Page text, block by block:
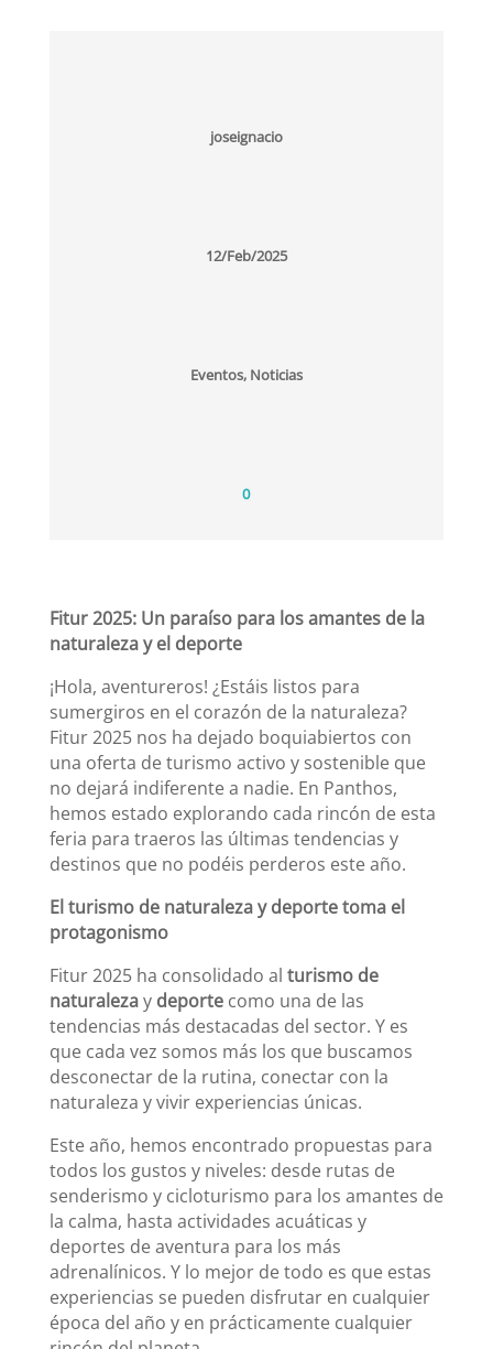
joseignacio
12/Feb/2025
Eventos, Noticias
0
Fitur 2025: Un paraíso para los amantes de la
naturaleza y el deporte
¡Hola, aventureros! ¿Estáis listos para
sumergiros en el corazón de la naturaleza?
Fitur 2025 nos ha dejado boquiabiertos con
una oferta de turismo activo y sostenible que
no dejará indiferente a nadie. En Panthos,
hemos estado explorando cada rincón de esta
feria para traeros las últimas tendencias y
destinos que no podéis perderos este año.
El turismo de naturaleza y deporte toma el
protagonismo
Fitur 2025 ha consolidado al turismo de
naturalezay deportecomo una de las
tendencias más destacadas del sector. Y es
que cada vez somos más los que buscamos
desconectar de la rutina, conectar con la
naturaleza y vivir experiencias únicas.
Este año, hemos encontrado propuestas para
todos los gustos y niveles: desde rutas de
senderismo y cicloturismo para los amantes de
la calma, hasta actividades acuáticas y
deportes de aventura para los más
adrenalínicos. Y lo mejor de todo es que estas
experiencias se pueden disfrutar en cualquier
época del año y en prácticamente cualquier